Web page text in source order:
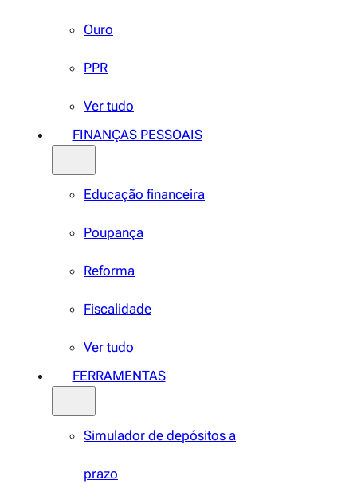
Ouro
PPR
Ver tudo
FINANÇAS PESSOAIS
Educação financeira
Poupança
Reforma
Fiscalidade
Ver tudo
FERRAMENTAS
Simulador de depósitos a
prazo